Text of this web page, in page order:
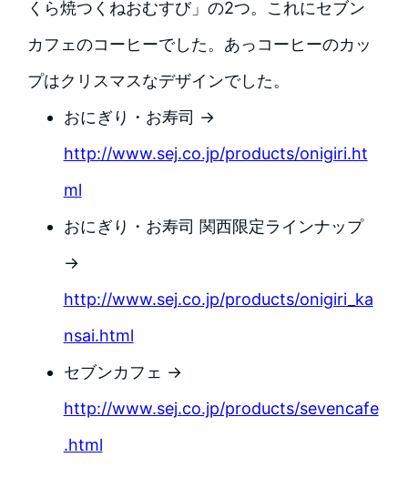
くら焼つくねおむすび」の2つ。これにセブン
カフェのコーヒーでした。あっコーヒーのカッ
プはクリスマスなデザインでした。
おにぎり・お寿司 →
http://www.sej.co.jp/products/onigiri.ht
ml
おにぎり・お寿司 関西限定ラインナップ
→
http://www.sej.co.jp/products/onigiri_ka
nsai.html
セブンカフェ →
http://www.sej.co.jp/products/sevencafe
.html